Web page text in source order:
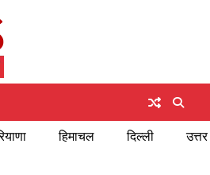
हिमाचल दिल्ली